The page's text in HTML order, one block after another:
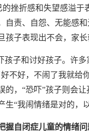
的挫折感和失望感溢于
自责、自怨、无能感
孩子表现出不会，家长
孩子和讨好孩子。 许多
不好，不闹了我就给
的，“恐吓”孩子则会
生“我闹情绪是对的，
握自闭症儿童的情绪问